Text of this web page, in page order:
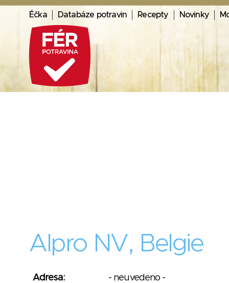
Éčka Databáze potravin Recepty Novinky
Alpro NV, Belgie
Adresa:
- neuvedeno -